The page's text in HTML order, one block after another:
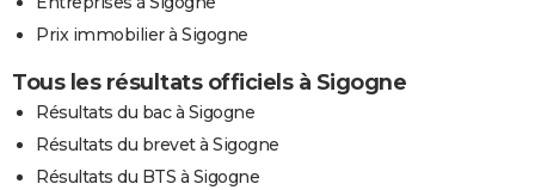
Prix immobilier à Sigogne
Tous les résultats officiels à Sigogne
Résultats du bac à Sigogne
Résultats du brevet à Sigogne
Résultats du BTS à Sigogne